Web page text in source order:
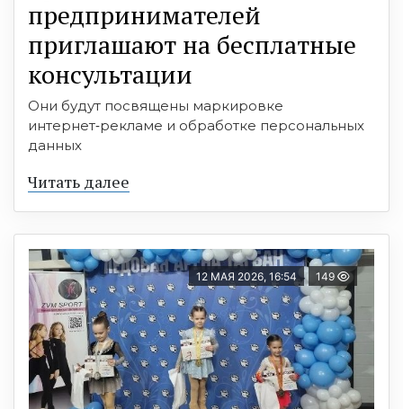
предпринимателей
приглашают на бесплатные
консультации
Они будут посвящены маркировке
интернет‑рекламе и обработке персональных
данных
Читать далее
12 МАЯ 2026, 16:54 149